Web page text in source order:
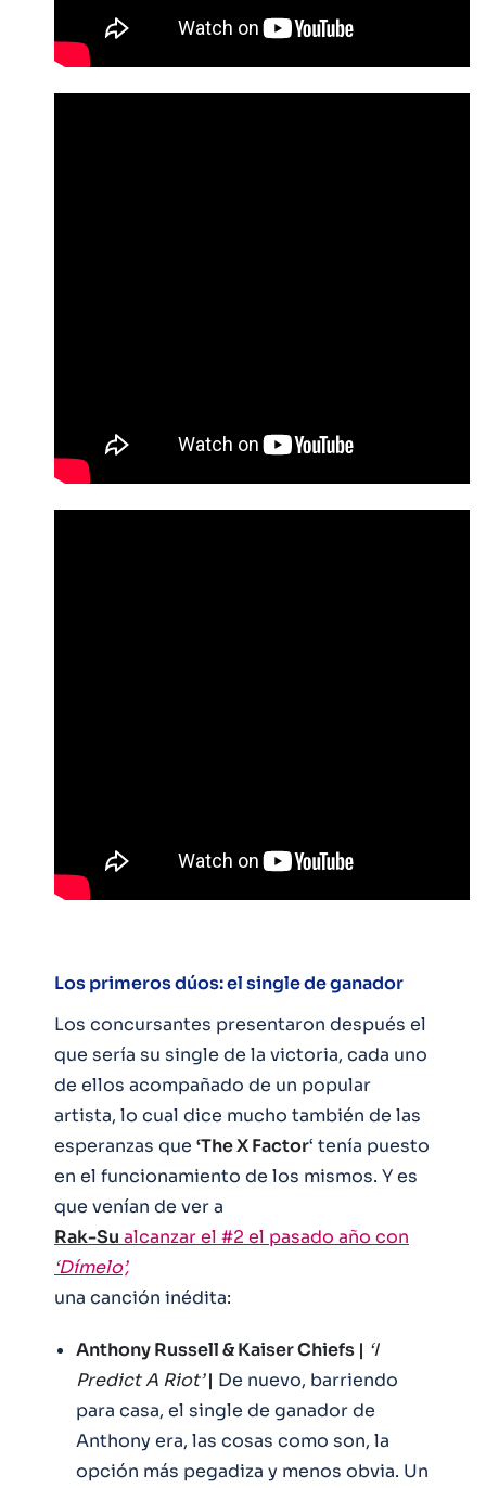
Los primeros dúos: el single de ganador
Los concursantes presentaron después el
que sería su single de la victoria, cada uno
de ellos acompañado de un popular
artista, lo cual dice mucho también de las
esperanzas que ‘The X Factor‘ tenía puesto
en el funcionamiento de los mismos. Y es
que venían de ver a
Rak-Su alcanzar el #2 el pasado año con
‘Dímelo’,
una canción inédita:
Anthony Russell & Kaiser Chiefs | ‘I
Predict A Riot’| De nuevo, barriendo
para casa, el single de ganador de
Anthony era, las cosas como son, la
opción más pegadiza y menos obvia. Un